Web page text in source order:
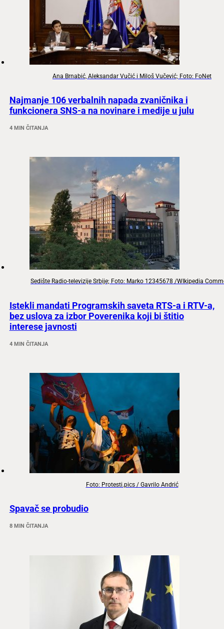
Ana Brnabić, Aleksandar Vučić i Miloš Vučević; Foto: FoNet
Najmanje 106 verbalnih napada zvaničnika i
funkcionera SNS-a na novinare i medije u julu
4 MIN ČITANJA
Sedište Radio-televizije Srbije; Foto: Marko 12345678 /WIkipedia
Istekli mandati Programskih saveta RTS-a i RTV-a,
bez uslova za izbor Poverenika koji bi štitio
interese javnosti
4 MIN ČITANJA
Foto: Protesti.pics / Gavrilo Andrić
Spavač se probudio
8 MIN ČITANJA